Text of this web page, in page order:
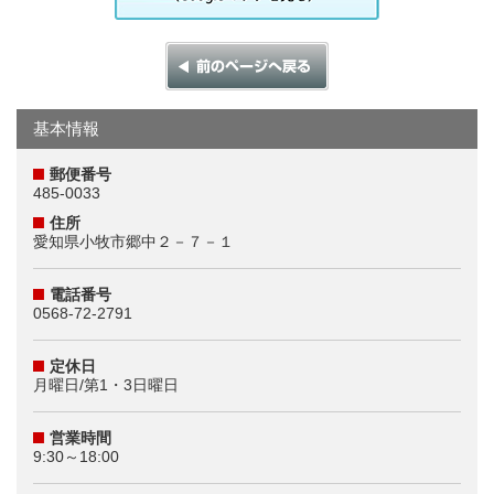
基本情報
郵便番号
485-0033
住所
愛知県小牧市郷中２－７－１
電話番号
0568-72-2791
定休日
月曜日/第1・3日曜日
営業時間
9:30～18:00